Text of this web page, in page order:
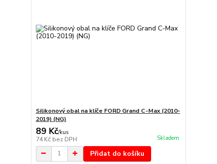
Silikonový obal na klíče FORD Grand C-Max (2010-
2019) (NG)
89 Kč/kus
74 Kč bez DPH Skladem
Přidat do košíku